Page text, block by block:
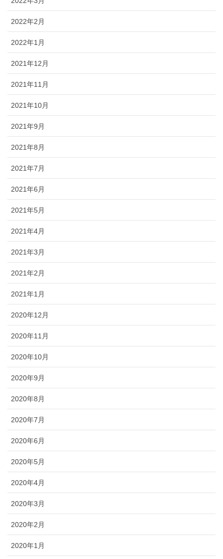
2022年2月
2022年1月
2021年12月
2021年11月
2021年10月
2021年9月
2021年8月
2021年7月
2021年6月
2021年5月
2021年4月
2021年3月
2021年2月
2021年1月
2020年12月
2020年11月
2020年10月
2020年9月
2020年8月
2020年7月
2020年6月
2020年5月
2020年4月
2020年3月
2020年2月
2020年1月